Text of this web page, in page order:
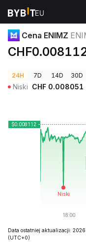
Ceny kryptowalut Cena
Cena ENIMZ
24H 7D 14D 30D
Niski CHF 0.008051
Data ostatniej aktualizacji:
(UTC+0)